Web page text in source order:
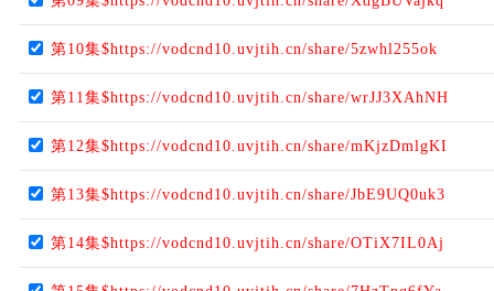
第10集$https://vodcnd10.uvjtih.cn/share/5zwhl255ok
第11集$https://vodcnd10.uvjtih.cn/share/wrJJ3XAhNH
第12集$https://vodcnd10.uvjtih.cn/share/mKjzDmlgKI
第13集$https://vodcnd10.uvjtih.cn/share/JbE9UQ0uk3
第14集$https://vodcnd10.uvjtih.cn/share/OTiX7IL0Aj